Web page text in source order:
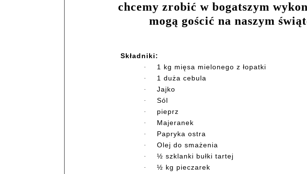
chcemy zrobić w bogatszym
mogą gościć na naszym
Składniki:
· 1 kg mięsa mielonego z łopatki
· 1 duża cebula
· Jajko
· Sól
· pieprz
· Majeranek
· Papryka ostra
· Olej do smażenia
· ½ szklanki bułki tartej
· ½ kg pieczarek